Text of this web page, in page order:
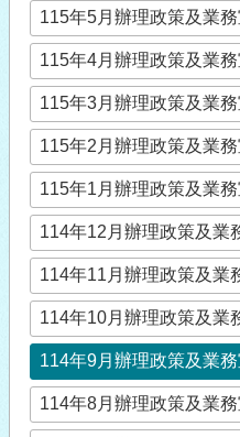
115年5月辦理政策及業
115年4月辦理政策及業
115年3月辦理政策及業
115年2月辦理政策及業
115年1月辦理政策及業
114年12月辦理政策及業
114年11月辦理政策及業
114年10月辦理政策及業
114年9月辦理政策及業
114年8月辦理政策及業